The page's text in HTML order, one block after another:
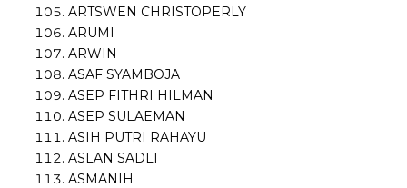
ARTSWEN CHRISTOPERLY
ARUMI
ARWIN
ASAF SYAMBOJA
ASEP FITHRI HILMAN
ASEP SULAEMAN
ASIH PUTRI RAHAYU
ASLAN SADLI
ASMANIH